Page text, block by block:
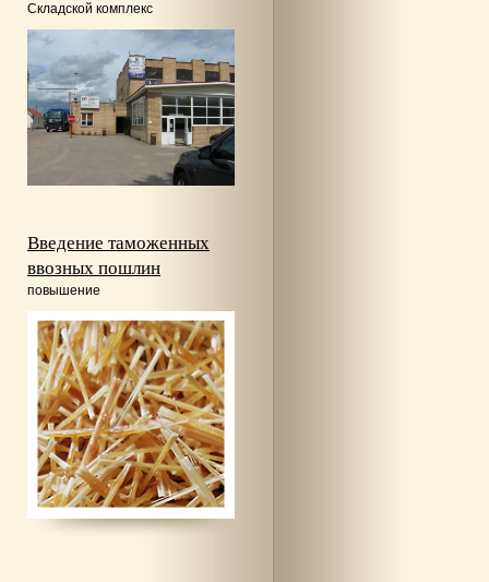
Складской комплекс
Введение таможенных
ввозных пошлин
повышение